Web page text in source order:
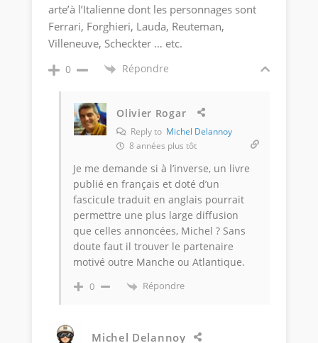
arte’à l’Italienne dont les personnages sont
Ferrari, Forghieri, Lauda, Reuteman,
Villeneuve, Scheckter … etc.
0 Répondre
Olivier Rogar
Reply to Michel Delannoy
8 années plus tôt
Je me demande si à l’inverse, un livre
publié en français et doté d’un
fascicule traduit en anglais pourrait
permettre une plus large diffusion
que celles annoncées, Michel ? Sans
doute faut il trouver le partenaire
motivé outre Manche ou Atlantique.
0 Répondre
Michel Delannoy